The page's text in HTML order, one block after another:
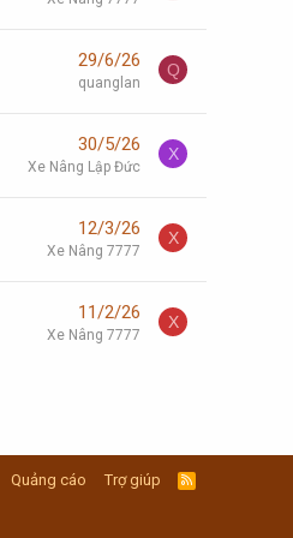
29/6/26
quanglan
Q
30/5/26
Xe Nâng Lập Đức
X
12/3/26
Xe Nâng 7777
X
11/2/26
Xe Nâng 7777
X
Quảng cáo Trợ giúp
R
S